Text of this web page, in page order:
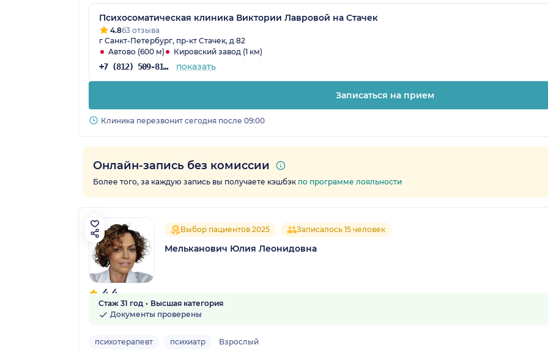
Психосоматическая клиника Виктории Лавровой на Стачек
4.863 отзыва
г Санкт-Петербург, пр-кт Стачек, д 82
Автово (600 м)
Кировский завод (1 км)
+7 (812) 509-81-49 показать
Записаться на прием
Клиника перезвонит сегодня после 09:00
Онлайн-запись без комиссии
Более того, за каждую запись вы получаете кэшбэк по программе лояльности
4.4
19 отзывов
Выбор пациентов 2025 Записалось 15 человек
Мельканович Юлия Леонидовна
Стаж 31 год
Высшая категория
Документы проверены
психотерапевт психиатр Взрослый